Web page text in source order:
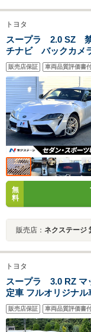
トヨタ
スープラ 2.0 SZ
チナビ バックカメ
ティ 6灯式LEDヘ
アリング パドルシ
シフト
販売店保証 車両品質評価書
無
料
販売店： ネクステージ
トヨタ
スープラ 3.0 RZ マ
定車 フルオリジナ
システム 純正19イン
カメラ LEDヘッドラ
アシスト ブラインド
販売店保証 車両品質評価書